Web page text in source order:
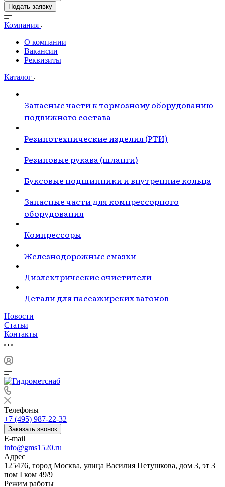
Подать заявку
Компания
О компании
Вакансии
Реквизиты
Каталог
Запасные части к тормозному оборудованию
подвижного состава
Резинотехнические изделия (РТИ)
Резиновые рукава (шланги)
Буксовые подшипники и внутренние кольца
Запасные части для компрессорного
оборудования
Компрессоры
Железнодорожные смазки
Диэлектрические очистители
Детали для пассажирских вагонов
Новости
Статьи
Контакты
Телефоны
+7 (495) 987-22-32
Заказать звонок
E-mail
info@gms1520.ru
Адрес
125476, город Москва, улица Василия Петушкова, дом 3, эт 3
пом I ком 49/9
Режим работы